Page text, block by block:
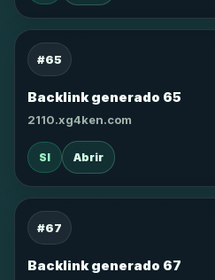
#65
Backlink generado 65
2110.xg4ken.com
SI Abrir
#67
Backlink generado 67